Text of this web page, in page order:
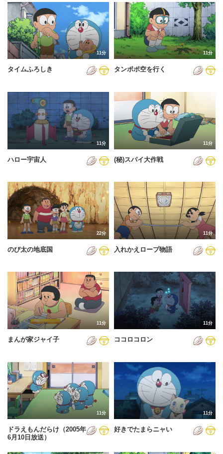
2024年
2025年
2026年
11分
タイムふろしき
11分
タンポポ空を行く
11分
ハロー宇宙人
11分
(秘)スパイ大作戦
22分
のび太の地底国
11分
入れかえロープ物語
11分
まんが家ジャイ子
11分
ココロコロン
11分
ドラえもんだらけ（2005年
6月10日放送）
11分
好きでたまらニャい